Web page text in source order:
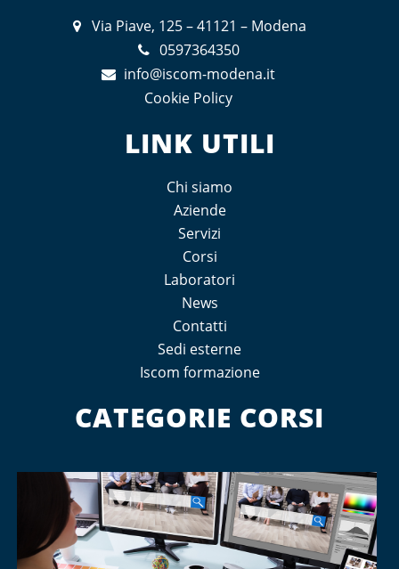
Via Piave, 125 – 41121 – Modena
0597364350
info@iscom-modena.it
Cookie Policy
LINK UTILI
Chi siamo
Aziende
Servizi
Corsi
Laboratori
News
Contatti
Sedi esterne
Iscom formazione
CATEGORIE CORSI